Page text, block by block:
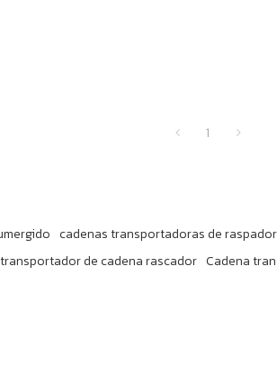
1
cadenas transportadoras de
transportador de cadena rascador Cadena